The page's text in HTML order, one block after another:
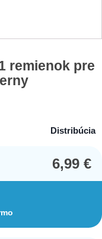
remienok pre
Distribúcia
6,99€